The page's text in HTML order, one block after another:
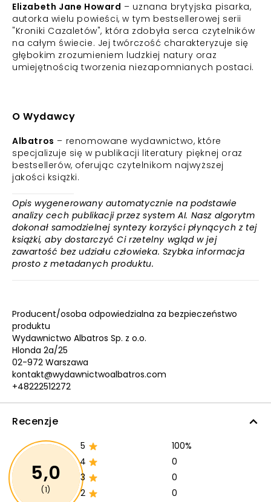
Elizabeth Jane Howard – uznana brytyjska pisarka,
autorka wielu powieści, w tym bestsellerowej serii
"Kroniki Cazaletów", która zdobyła serca czytelników
na całym świecie. Jej twórczość charakteryzuje się
głębokim zrozumieniem ludzkiej natury oraz
umiejętnością tworzenia niezapomnianych postaci.
O Wydawcy
Albatros – renomowane wydawnictwo, które
specjalizuje się w publikacji literatury pięknej oraz
bestsellerów, oferując czytelnikom najwyższej
jakości książki.
Opis wygenerowany automatycznie na podstawie
analizy cech publikacji przez system AI. Nasz algorytm
dokonał samodzielnej syntezy korzyści płynących z tej
książki, aby dostarczyć Ci rzetelny wgląd w jej
zawartość bez udziału człowieka. Szybka informacja
prosto z metadanych produktu.
Producent/osoba odpowiedzialna za bezpieczeństwo
produktu
Wydawnictwo Albatros Sp. z o.o.
Hlonda 2a/25
02-972 Warszawa
kontakt@wydawnictwoalbatros.com
+48222512272
Recenzje
5,0
(1)
5
100%
4
0
3
0
2
0